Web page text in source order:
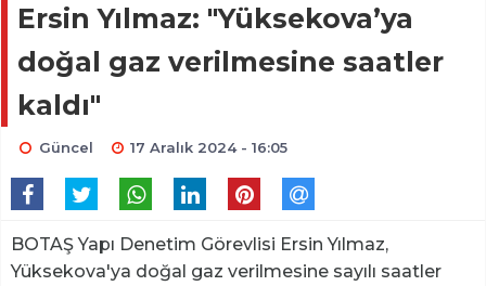
Ersin Yılmaz: "Yüksekova’ya
doğal gaz verilmesine saatler
kaldı"
Güncel 17 Aralık 2024 - 16:05
BOTAŞ Yapı Denetim Görevlisi Ersin Yılmaz,
Yüksekova'ya doğal gaz verilmesine sayılı saatler